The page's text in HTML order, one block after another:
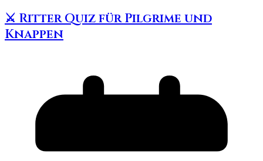
⚔️ Ritter Quiz für Pilgrime und
Knappen